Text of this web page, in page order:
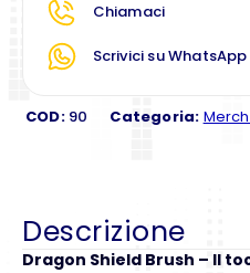
Chiamaci
Scrivici su WhatsApp
COD: 90 Categoria:
Descrizione
Dragon Shield Brush – Il